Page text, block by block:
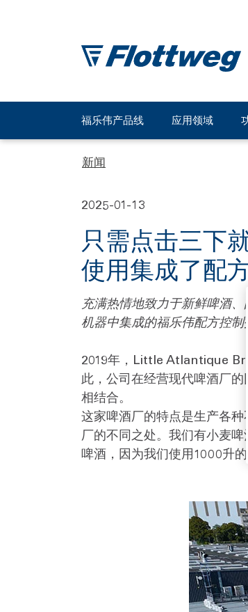
福乐伟产品线 应用领域
新闻
2025-01-13
只需点击三下
使用集成了配
充满热情地致力于新鲜啤酒
机器中集成的福乐伟配方控制
2019年，Little Atlantique
此，公司在经营现代啤酒厂
相结合。
这家啤酒厂的特点是生产各
厂的不同之处。我们有小麦
啤酒，因为我们使用1000升